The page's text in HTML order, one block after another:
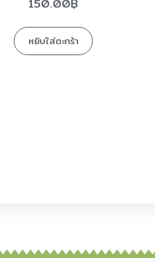
150.00฿
หยิบใส่ตะกร้า